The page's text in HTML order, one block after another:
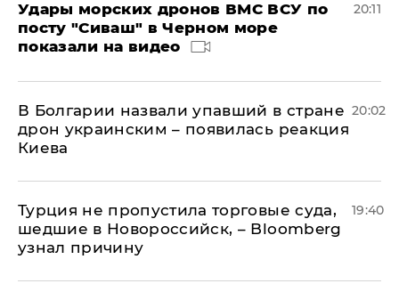
Удары морских дронов ВМС ВСУ по
посту "Сиваш" в Черном море
показали на видео
20:11
В Болгарии назвали упавший в стране
дрон украинским – появилась реакция
Киева
20:02
Турция не пропустила торговые суда,
шедшие в Новороссийск, – Bloomberg
узнал причину
19:40